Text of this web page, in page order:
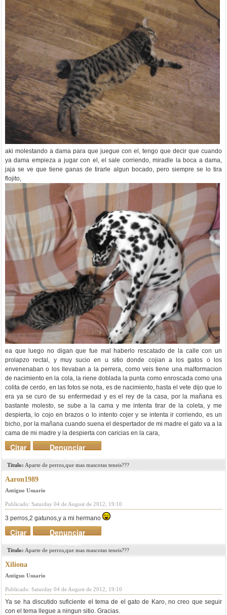
aki molestando a dama para que juegue con el, tengo que decir que cuando
ya dama empieza a jugar con el, el sale corriendo, miradle la boca a dama,
jaja se ve que tiene ganas de tirarle algun bocado, pero siempre se lo tira
flojito,
ea que luego no digan que fue mal haberlo rescatado de la calle con un
prolapzo rectal, y muy sucio en u sitio donde cojian a los gatos o los
envenenaban o los llevaban a la perrera, como veis tiene una malformacion
de nacimiento en la cola, la riene doblada la punta como enroscada como una
colita de cerdo, en las fotos se nota, es de nacimiento, hasta el vete dijo que lo
era ya se curo de su enfermedad y es el rey de la casa, por la mañana es
bastante molesto, se sube a la cama y me intenta tirar de la coleta, y me
despierta, lo cojo en brazos o lo intento cojer y se intenta ir corriendo, es un
bicho, por la mañana cuando suena el despertador de mi madre el gato va a la
cama de mi madre y la despierta con caricias en la cara,
Denunciar
mensaje
Citar
Titulo: Aparte de perros,que mas mascotas teneis???
Aaron1989
Antiguo Usuario
Publicado: Saturday 04 de August de 2012, 19:10
3 perros,2 gatunos,y a mi hermano
Denunciar
mensaje
Citar
Titulo: Aparte de perros,que mas mascotas teneis???
Xiliona
Antiguo Usuario
Publicado: Saturday 04 de August de 2012, 19:10
Ya se ha discutido suficiente el tema de el gato de Karo, no creo que seguir
con el tema llegue a ningun sitio. Gracias.